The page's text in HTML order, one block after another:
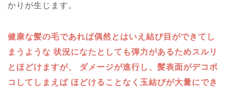
かりが生じます。
健康な髪の毛であれば偶然とはいえ結び目ができてし
まうような 状況になたとしても弾力があるためスルリ
とほどけますが、
ダメージが進行し、髪表面がデコボ
コしてしまえば ほどけることなく玉結びが大量にでき